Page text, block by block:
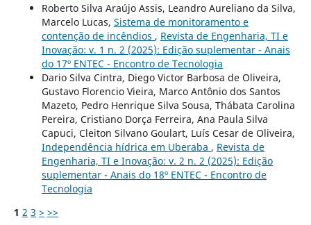
Roberto Silva Araújo Assis, Leandro Aureliano da Silva,
Marcelo Lucas, Sistema de monitoramento e
contenção de incêndios , Revista de Engenharia, TI e
Inovação: v. 1 n. 2 (2025): Edição suplementar - Anais
do 17º ENTEC - Encontro de Tecnologia
Dario Silva Cintra, Diego Victor Barbosa de Oliveira,
Gustavo Florencio Vieira, Marco Antônio dos Santos
Mazeto, Pedro Henrique Silva Sousa, Thábata Carolina
Pereira, Cristiano Dorça Ferreira, Ana Paula Silva
Capuci, Cleiton Silvano Goulart, Luís Cesar de Oliveira,
Independência hídrica em Uberaba , Revista de
Engenharia, TI e Inovação: v. 2 n. 2 (2025): Edição
suplementar - Anais do 18º ENTEC - Encontro de
Tecnologia
1 2 3 > >>